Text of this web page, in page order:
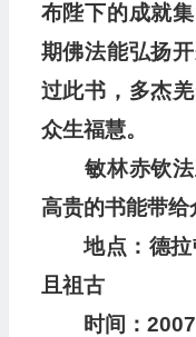
布陛下的成就
期佛法能弘扬
过此书，多杰
众生福慧。
敏林赤钦法
高贵的书能带给
地点：
且祖古
时间：